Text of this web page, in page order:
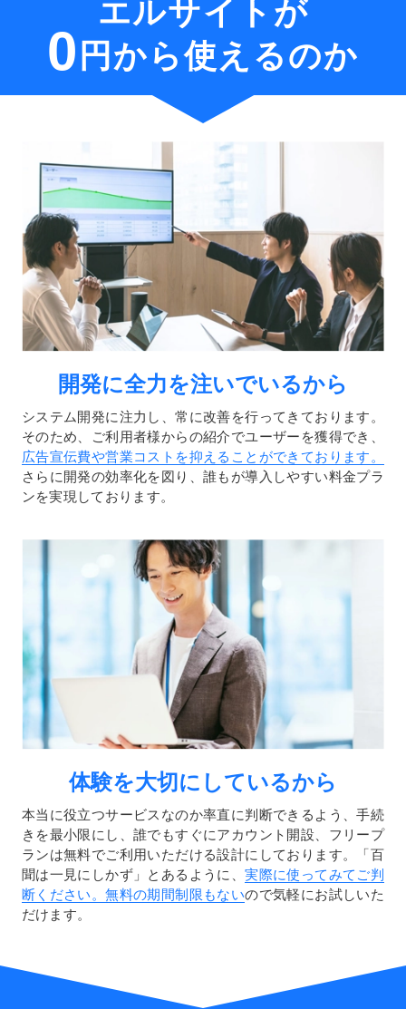
エルサイトが
0 円から使えるのか
開発に全⼒を注いでいるから
システム開発に注⼒し、常に改善を⾏ってきております。
そのため、ご利⽤者様からの紹介でユーザーを獲得でき、
広告宣伝費や営業コストを抑えることができております。
さらに開発の効率化を図り、誰もが導⼊しやすい料⾦プラ
ンを実現しております。
体験を大切にしているから
本当に役立つサービスなのか率直に判断できるよう、手続
きを最小限にし、誰でもすぐにアカウント開設、フリープ
ランは無料でご利用いただける設計にしております。「百
聞は一見にしかず」とあるように、実際に使ってみてご判
断ください。無料の期間制限もないので気軽にお試しいた
だけます。